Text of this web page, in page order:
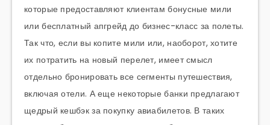
которые предоставляют клиентам бонусные мили
или бесплатный апгрейд до бизнес-класс за полеты.
Так что, если вы копите мили или, наоборот, хотите
их потратить на новый перелет, имеет смысл
отдельно бронировать все сегменты путешествия,
включая отели. А еще некоторые банки предлагают
щедрый кешбэк за покупку авиабилетов. В таких